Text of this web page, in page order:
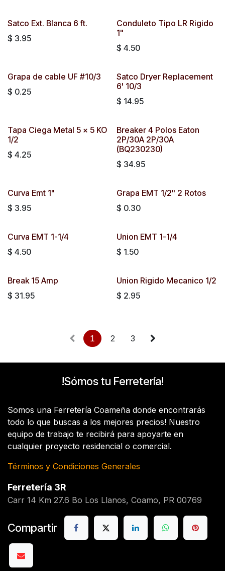
Satco Ext. Blanca 6 ft.
$ 3.95
Conduleto Tipo LR Rigido
1"
$ 4.50
Grapa de cable UF #10/3
$ 0.25
Satco Dryer Replacement
6' 10/3
$ 14.95
Tapa Ciega Metal 5 x 5 KO
1/2
$ 4.25
Breaker 4 Polos Eaton
2P/30A 2P/30A
(BQ230230)
$ 34.95
Curva Emt 1"
$ 3.95
Grapa EMT 1/2" 2 Rotos
$ 0.30
Curva EMT 1-1/4
$ 4.50
Union EMT 1-1/4
$ 1.50
Break 15 Amp
$ 31.95
Union Rigido Mecanico 1/2
$ 2.95
1 2 3
!Sómos tu Ferretería!
Somos una Ferretería Coameña donde encontrarás
todo lo que buscas a los mejores precios! Nuestro
equipo de trabajo te recibirá para apoyarte en
cualquier proyecto residencial o comercial.
Términos y Condiciones Generales
Ferretería 3R
Carr 14 Km 27.6 Bo Los Llanos, Coamo, PR 00769
Compartir